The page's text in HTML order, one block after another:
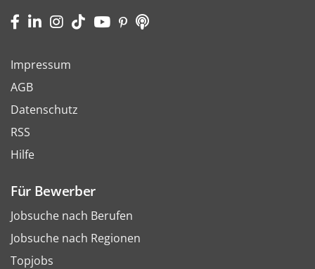
Impressum
AGB
Datenschutz
RSS
Hilfe
Für Bewerber
Jobsuche nach Berufen
Jobsuche nach Regionen
Topjobs